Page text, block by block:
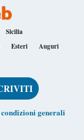
Sicilia
Esteri Auguri
condizioni generali